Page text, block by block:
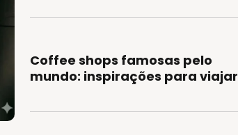
Coffee shops famosas pelo
mundo: inspirações para viajar